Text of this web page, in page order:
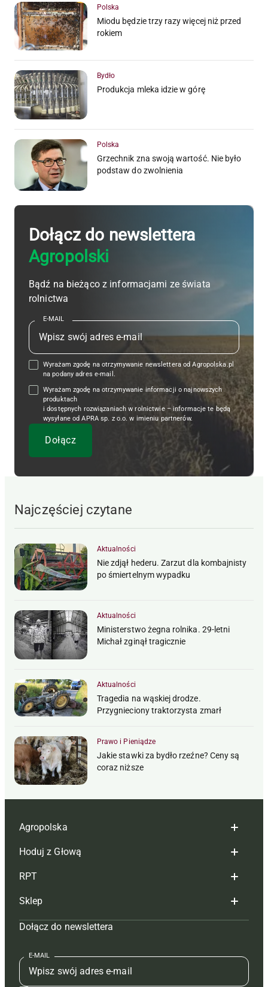
Polska
Miodu będzie trzy razy więcej niż przed
rokiem
Bydło
Produkcja mleka idzie w górę
Polska
Grzechnik zna swoją wartość. Nie było
podstaw do zwolnienia
Dołącz do newslettera
Agropolski
Bądź na bieżąco z informacjami ze świata
rolnictwa
E-MAIL
Wyrażam zgodę na otrzymywanie newslettera od Agropolska.pl
na podany adres e-mail.
Wyrażam zgodę na otrzymywanie informacji o najnowszych
produktach
i dostępnych rozwiązaniach w rolnictwie – informacje te będą
wysyłane od APRA sp. z o.o. w imieniu partnerów.
Najczęściej czytane
Aktualności
Nie zdjął hederu. Zarzut dla kombajnisty
po śmiertelnym wypadku
Aktualności
Ministerstwo żegna rolnika. 29-letni
Michał zginął tragicznie
Aktualności
Tragedia na wąskiej drodze.
Przygnieciony traktorzysta zmarł
Prawo i Pieniądze
Jakie stawki za bydło rzeźne? Ceny są
coraz niższe
Agropolska
Redakcja
Reklama
Tagi
Mapa serwisu
Kontakt
Regulamin
Hoduj z Głową
Hoduj z głową bydło
Hoduj z głową świnie
Prenumerata
Redakcja
Kontakt
RPT
Redakcja
Prenumerata
Reklama
Kontakt
Sklep
Czasopisma i prenumerata
Książki
Regulamin
Dołącz do newslettera
E-MAIL